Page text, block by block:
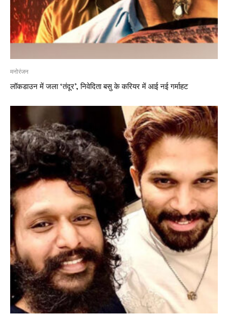
मनोरंजन
लॉकडाउन में जला ‘तंदूर’, निवेदिता बसु के करियर में आई नई गर्माहट